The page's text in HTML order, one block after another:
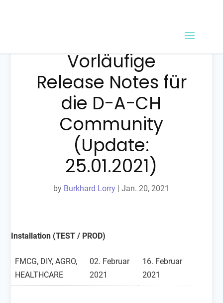
Vorläufige
Release Notes für
die D-A-CH
Community
(Update:
25.01.2021)
by Burkhard Lorry |Jan. 20, 2021
Installation (TEST / PROD)
FMCG, DIY, AGRO,
HEALTHCARE
02. Februar
2021
16. Februar
2021